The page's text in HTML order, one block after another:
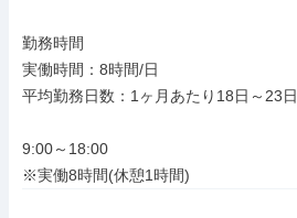
勤務時間
実働時間：8時間/日
平均勤務日数：1ヶ月あたり18日～23日
9:00～18:00
※実働8時間(休憩1時間)